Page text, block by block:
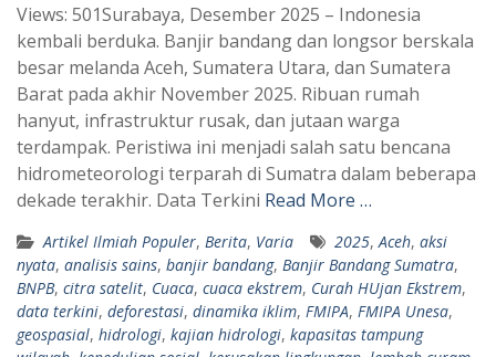
a
t
s
A
p
p
e
g
r
a
m
Views: 501Surabaya, Desember 2025 – Indonesia
kembali berduka. Banjir bandang dan longsor berskala
besar melanda Aceh, Sumatera Utara, dan Sumatera
Barat pada akhir November 2025. Ribuan rumah
hanyut, infrastruktur rusak, dan jutaan warga
terdampak. Peristiwa ini menjadi salah satu bencana
hidrometeorologi terparah di Sumatra dalam beberapa
dekade terakhir. Data Terkini Read More …
Artikel Ilmiah Populer, Berita, Varia 2025,Aceh, aksi
nyata, analisis sains, banjir bandang, Banjir Bandang Sumatra,
BNPB, citra satelit, Cuaca, cuaca ekstrem, Curah HUjan Ekstrem,
data terkini, deforestasi, dinamika iklim, FMIPA, FMIPA Unesa,
geospasial, hidrologi, kajian hidrologi, kapasitas tampung